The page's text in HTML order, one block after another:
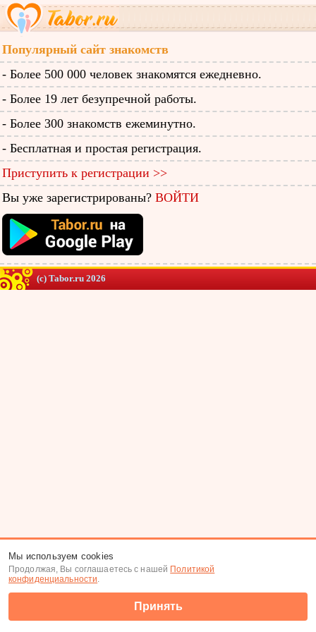
Популярный сайт знакомств
- Более 500 000 человек знакомятся ежедневно.
- Более 19 лет безупречной работы.
- Более 300 знакомств ежеминутно.
- Бесплатная и простая регистрация.
Приступить к регистрации >>
Вы уже зарегистрированы? ВОЙТИ
(c) Tabor.ru 2026
Мы используем cookies
Продолжая, Вы соглашаетесь с нашей Политикой
конфиденциальности.
Принять